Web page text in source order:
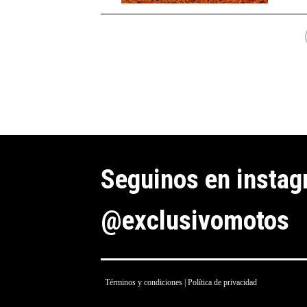
Seguinos en
@exclusivomotos
Términos y condiciones Política de privacidad